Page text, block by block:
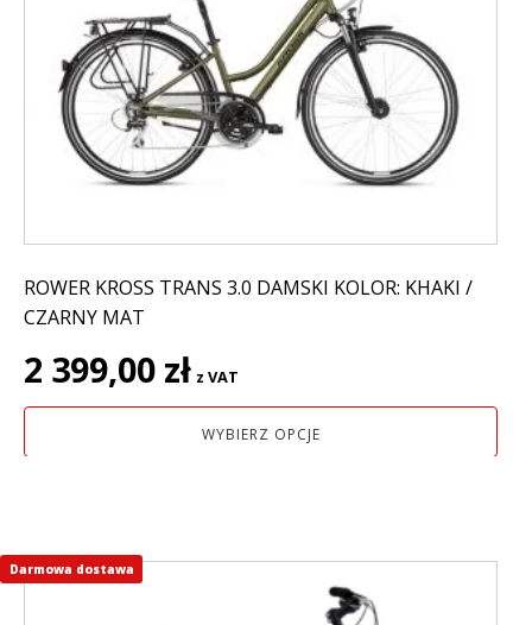
ROWER KROSS TRANS 3.0 DAMSKI KOLOR: KHAKI /
CZARNY MAT
2 399,00 zł z VAT
WYBIERZ OPCJE
wariantów.
można
wybrać
stronie
Ten
Darmowa dostawa